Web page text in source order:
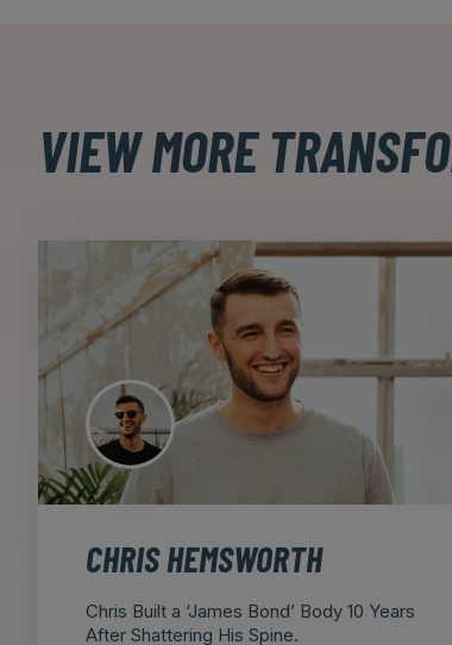
VIEW MORE
CHRIS HEMSWORTH
Chris Built a ‘James Bond’ Body 10 Years
After Shattering His Spine.